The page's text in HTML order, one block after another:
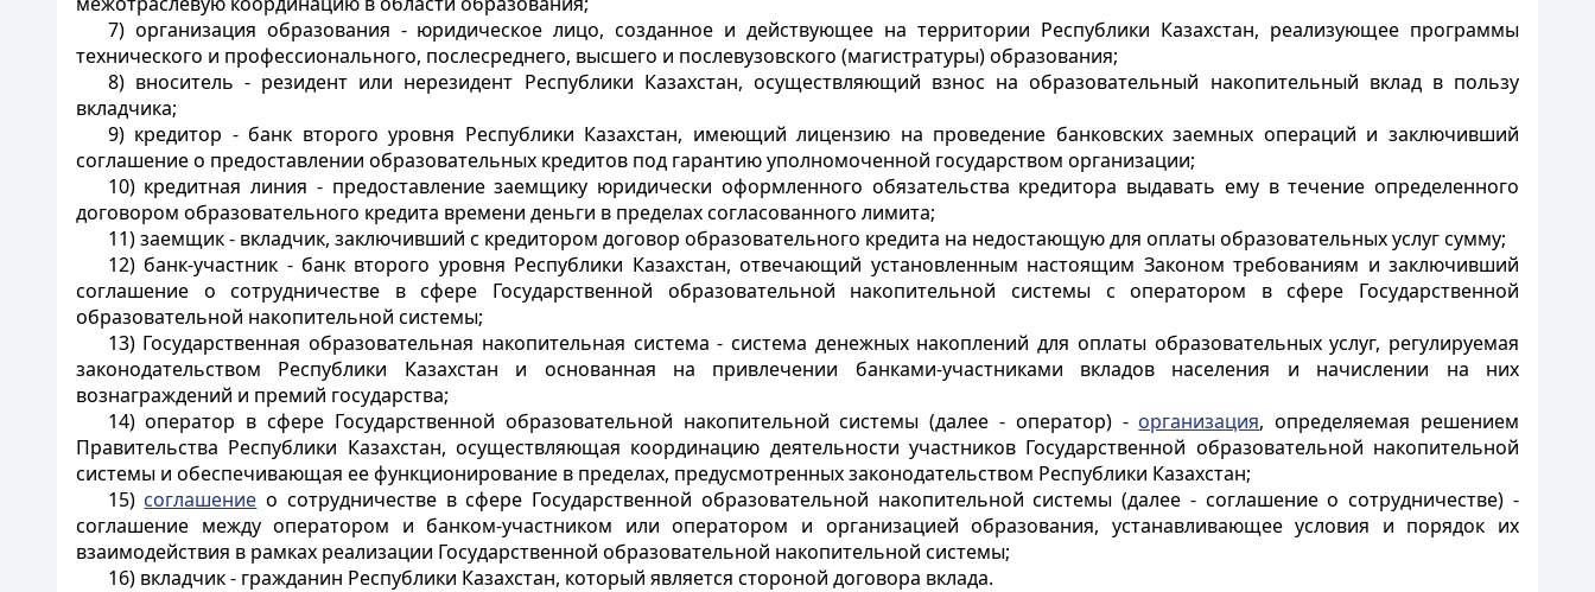
7) организация образования - юридическое лицо, созданное и действующее на территории Республики Казахстан, реализующее программы
технического и профессионального, послесреднего, высшего и послевузовского (магистратуры) образования;
8) вноситель - резидент или нерезидент Республики Казахстан, осуществляющий взнос на образовательный накопительный вклад в пользу
вкладчика;
9) кредитор - банк второго уровня Республики Казахстан, имеющий лицензию на проведение банковских заемных операций и заключивший
соглашение о предоставлении образовательных кредитов под гарантию уполномоченной государством организации;
10) кредитная линия - предоставление заемщику юридически оформленного обязательства кредитора выдавать ему в течение определенного
договором образовательного кредита времени деньги в пределах согласованного лимита;
11) заемщик - вкладчик, заключивший с кредитором договор образовательного кредита на недостающую для оплаты образовательных услуг сумму;
12) банк-участник - банк второго уровня Республики Казахстан, отвечающий установленным настоящим Законом требованиям и заключивший
соглашение о сотрудничестве в сфере Государственной образовательной накопительной системы с оператором в сфере Государственной
образовательной накопительной системы;
13) Государственная образовательная накопительная система - система денежных накоплений для оплаты образовательных услуг, регулируемая
законодательством Республики Казахстан и основанная на привлечении банками-участниками вкладов населения и начислении на них
вознаграждений и премий государства;
14) оператор в сфере Государственной образовательной накопительной системы (далее - оператор) - организация, определяемая решением
Правительства Республики Казахстан, осуществляющая координацию деятельности участников Государственной образовательной накопительной
системы и обеспечивающая ее функционирование в пределах, предусмотренных законодательством Республики Казахстан;
15) соглашение о сотрудничестве в сфере Государственной образовательной накопительной системы (далее - соглашение о сотрудничестве) -
соглашение между оператором и банком-участником или оператором и организацией образования, устанавливающее условия и порядок их
взаимодействия в рамках реализации Государственной образовательной накопительной системы;
16) вкладчик - гражданин Республики Казахстан, который является стороной договора вклада.